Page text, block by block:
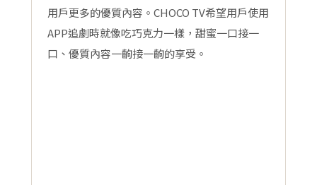
用戶更多的優質內容。CHOCO TV希望用戶使用
APP追劇時就像吃巧克力一樣，甜蜜一口接一
口、優質內容一齣接一齣的享受。